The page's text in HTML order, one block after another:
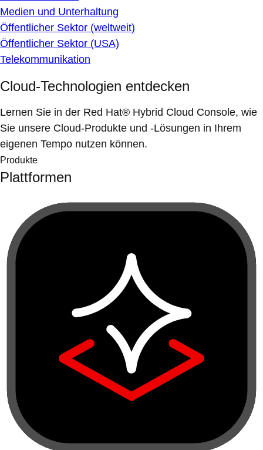
Medien und Unterhaltung
Öffentlicher Sektor (weltweit)
Öffentlicher Sektor (USA)
Telekommunikation
Cloud-Technologien entdecken
Lernen Sie in der Red Hat® Hybrid Cloud Console, wie
Sie unsere Cloud-Produkte und -Lösungen in Ihrem
eigenen Tempo nutzen können.
Produkte
Plattformen